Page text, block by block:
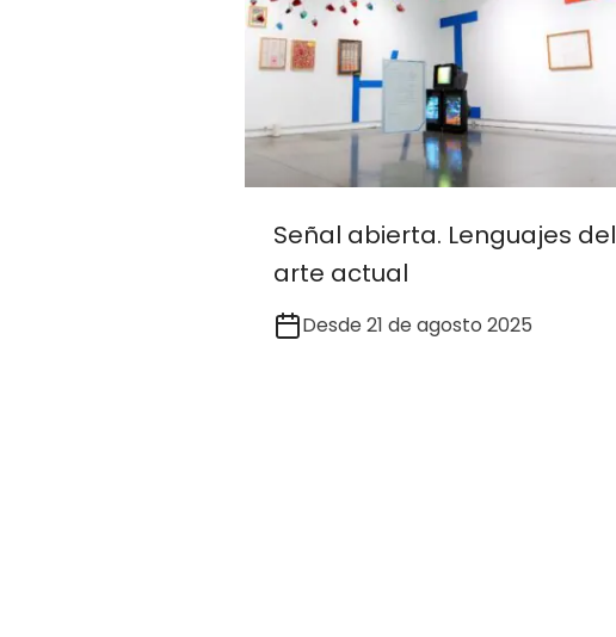
Señal abierta. Lenguajes del
arte actual
Desde 21 de agosto 2025